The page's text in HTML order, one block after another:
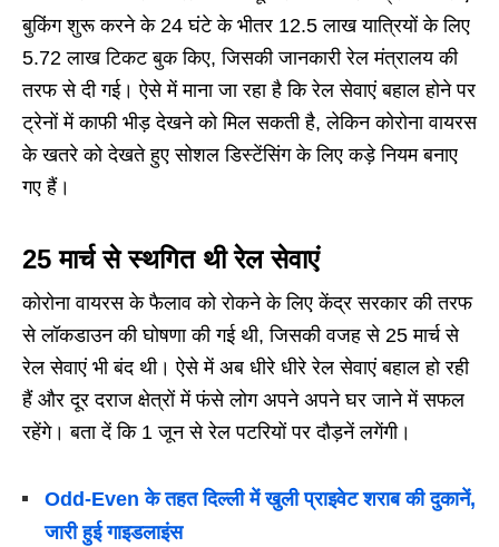
बुकिंग शुरू करने के 24 घंटे के भीतर 12.5 लाख यात्रियों के लिए
5.72 लाख टिकट बुक किए, जिसकी जानकारी रेल मंत्रालय की
तरफ से दी गई। ऐसे में माना जा रहा है कि रेल सेवाएं बहाल होने पर
ट्रेनों में काफी भीड़ देखने को मिल सकती है, लेकिन कोरोना वायरस
के खतरे को देखते हुए सोशल डिस्टेंसिंग के लिए कड़े नियम बनाए
गए हैं।
25 मार्च से स्थगित थी रेल सेवाएं
कोरोना वायरस के फैलाव को रोकने के लिए केंद्र सरकार की तरफ
से लॉकडाउन की घोषणा की गई थी, जिसकी वजह से 25 मार्च से
रेल सेवाएं भी बंद थी। ऐसे में अब धीरे धीरे रेल सेवाएं बहाल हो रही
हैं और दूर दराज क्षेत्रों में फंसे लोग अपने अपने घर जाने में सफल
रहेंगे। बता दें कि 1 जून से रेल पटरियों पर दौड़नें लगेंगी।
Odd-Even के तहत दिल्ली में खुली प्राइवेट शराब की दुकानें,
जारी हुई गाइडलाइंस